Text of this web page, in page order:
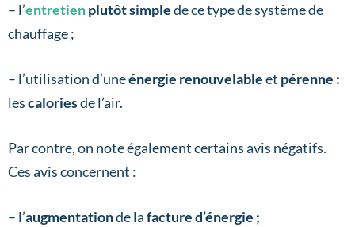
– l’entretienplutôt simplede ce type de système de
chauffage ;
– l’utilisation d’uneénergie renouvelableet pérenne :
lescaloriesde l’air.
Par contre, on note également certains avis négatifs.
Ces avis concernent :
– l’augmentationde lafacture d’énergie ;